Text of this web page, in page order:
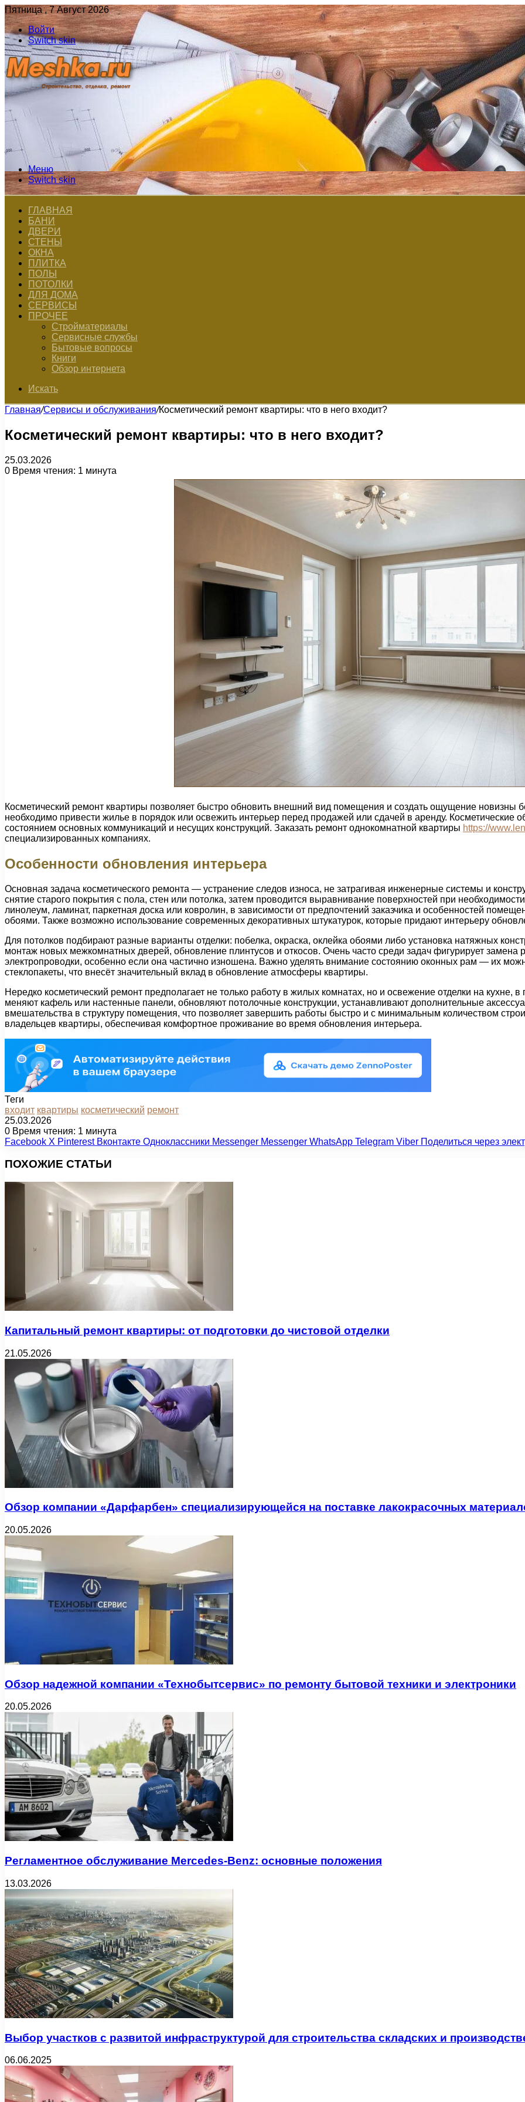
Пятница , 7 Август 2026
Войти
Switch skin
Меню
Switch skin
ГЛАВНАЯ
БАНИ
ДВЕРИ
СТЕНЫ
ОКНА
ПЛИТКА
ПОЛЫ
ПОТОЛКИ
ДЛЯ ДОМА
СЕРВИСЫ
ПРОЧЕЕ
Стройматериалы
Сервисные службы
Бытовые вопросы
Книги
Обзор интернета
Искать
Главная/Сервисы и обслуживания/Косметический ремонт квартиры: что в него входит?
Косметический ремонт квартиры: что в него входит?
25.03.2026
0 Время чтения: 1 минута
Косметический ремонт квартиры позволяет быстро обновить внешний вид помещения и создать ощущение новизны
необходимо привести жилье в порядок или освежить интерьер перед продажей или сдачей в аренду. Косметические
состоянием основных коммуникаций и несущих конструкций. Заказать ремонт однокомнатной квартиры https://
специализированных компаниях.
Особенности обновления интерьера
Основная задача косметического ремонта — устранение следов износа, не затрагивая инженерные системы и
снятие старого покрытия с пола, стен или потолка, затем проводится выравнивание поверхностей при
линолеум, ламинат, паркетная доска или ковролин, в зависимости от предпочтений заказчика и особенностей
обоями. Также возможно использование современных декоративных штукатурок, которые придают интерьеру
Для потолков подбирают разные варианты отделки: побелка, окраска, оклейка обоями либо установка натяжных
монтаж новых межкомнатных дверей, обновление плинтусов и откосов. Очень часто среди задач фигурирует замена
электропроводки, особенно если она частично изношена. Важно уделять внимание состоянию оконных рам — их
стеклопакеты, что внесёт значительный вклад в обновление атмосферы квартиры.
Нередко косметический ремонт предполагает не только работу в жилых комнатах, но и освежение отделки на кухне,
меняют кафель или настенные панели, обновляют потолочные конструкции, устанавливают дополнительные
вмешательства в структуру помещения, что позволяет завершить работы быстро и с минимальным количеством
владельцев квартиры, обеспечивая комфортное проживание во время обновления интерьера.
Теги
входит квартиры косметический ремонт
25.03.2026
0 Время чтения: 1 минута
Facebook X Pinterest Вконтакте Одноклассники Messenger Messenger WhatsApp Telegram Viber Поделиться через
ПОХОЖИЕ СТАТЬИ
Капитальный ремонт квартиры: от подготовки до чистовой отделки
21.05.2026
Обзор компании «Дарфарбен» специализирующейся на поставке лакокрасочных
20.05.2026
Обзор надежной компании «Технобытсервис» по ремонту бытовой техники и электроники
20.05.2026
Регламентное обслуживание Mercedes-Benz: основные положения
13.03.2026
Выбор участков с развитой инфраструктурой для строительства складских и
06.06.2025